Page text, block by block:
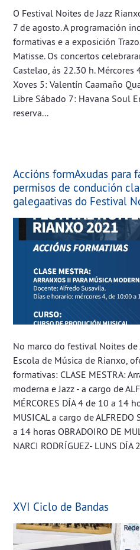
O Festival Noites de Jazz
7 de agosto. A programación
formativas e a exposición
Matisse. Os concertos
Castelao, ás 22.30 h. Mércores
Xoves 5: Valentín Caamaño
Libre Sábado 7: Havana Soul
reserva...
Accións formAxudas para
permisos de condución
galegaativas do Festival
No marco do festival Noites de
Escola de Música de Rianxo,
formativas: CLASE MESTRA:
moderna e Jazz - a cargo de
MÉRCORES DÍA 4 de 10 a 14
MUSICAL a cargo de ALFREDO
a 14 horas OBRADOIRO DE
NARCI RODRÍGUEZ- LUNS DÍA
XVI Ciclo de Bandas